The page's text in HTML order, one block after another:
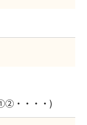
・・・・)